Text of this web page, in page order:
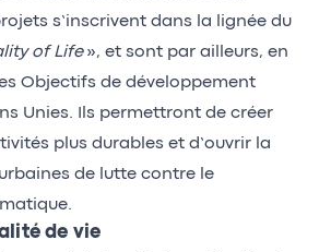
s’inscrivent dans la lignée du
of Life», et sont par ailleurs, en
Objectifs de développement
Unies. Ils permettront de créer
plus durables et d’ouvrir la
de lutte contre le
de vie